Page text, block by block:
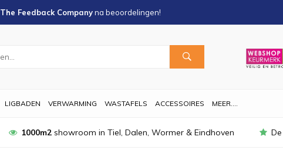
The Feedback Companyna beoordelingen!
LIGBADEN VERWARMING WASTAFELS ACCESSOIRES MEER....
1000m2showroom in Tiel, Dalen, Wormer & Eindhoven De